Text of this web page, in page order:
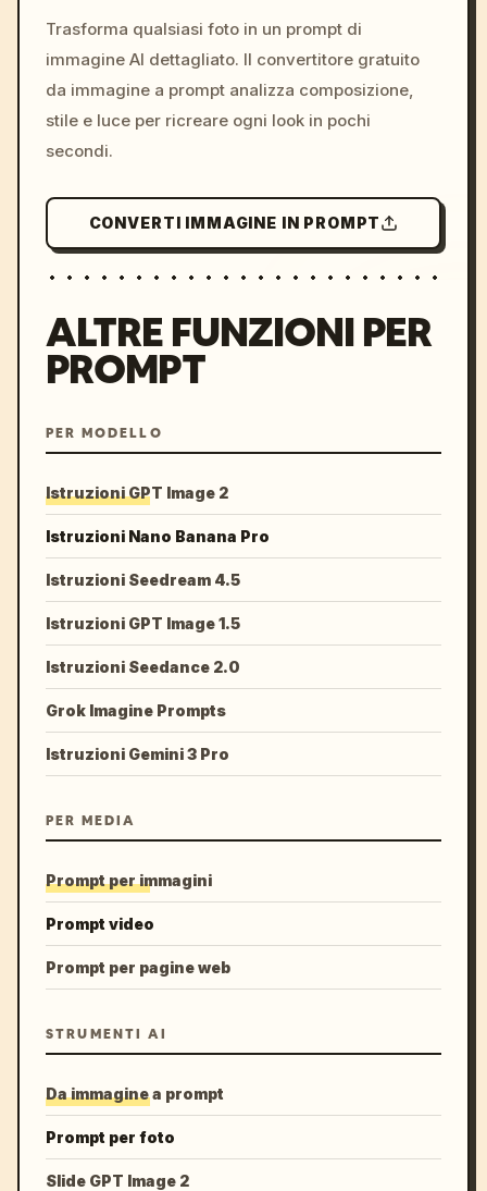
colors, 8k --v 6.0
Trasforma qualsiasi foto in un prompt di
immagine AI dettagliato. Il convertitore gratuito
da immagine a prompt analizza composizione,
stile e luce per ricreare ogni look in pochi
secondi.
CONVERTI IMMAGINE IN PROMPT
ALTRE FUNZIONI PER
PROMPT
PER MODELLO
Istruzioni GPT Image 2
Istruzioni Nano Banana Pro
Istruzioni Seedream 4.5
Istruzioni GPT Image 1.5
Istruzioni Seedance 2.0
Grok Imagine Prompts
Istruzioni Gemini 3 Pro
PER MEDIA
Prompt per immagini
Prompt video
Prompt per pagine web
STRUMENTI AI
Da immagine a prompt
Prompt per foto
Slide GPT Image 2